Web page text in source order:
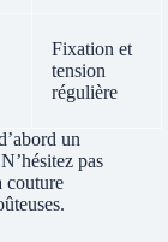
Fixation et
tension
régulière
un
pas
couture